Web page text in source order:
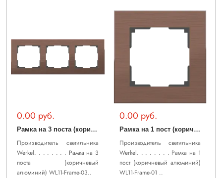
0.00 руб.
Р
амка на 3 поста (коричневый алюминий) WL11-Frame-03
Производитель светильника
Werkel. . . . . . . . Рамка на 3
поста (коричневый
алюминий) WL11-Frame-03..
0.00 руб.
Р
амка на 1 пост (коричневый алюминий) WL11-Frame-01
Производитель светильника
Werkel. . . . . . . . Рамка на 1
пост (коричневый алюминий)
WL11-Frame-01 ..